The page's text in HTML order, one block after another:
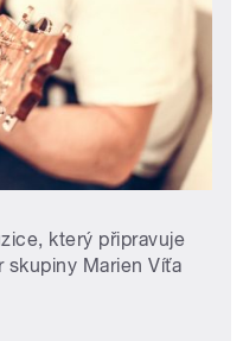
který připravuje
skupiny Marien Víťa